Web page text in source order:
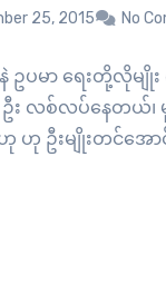
25, 2015 No
ဥပမာ ရေးတို့လိုမ
ဦး လစ်လပ်နေတ
ဟု ဦးမျိုးတင်အော